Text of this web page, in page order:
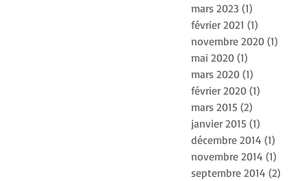
mars 2023 (1)
février 2021 (1)
novembre 2020 (1)
mai 2020 (1)
mars 2020 (1)
février 2020 (1)
mars 2015 (2)
janvier 2015 (1)
décembre 2014 (1)
novembre 2014 (1)
septembre 2014 (2)